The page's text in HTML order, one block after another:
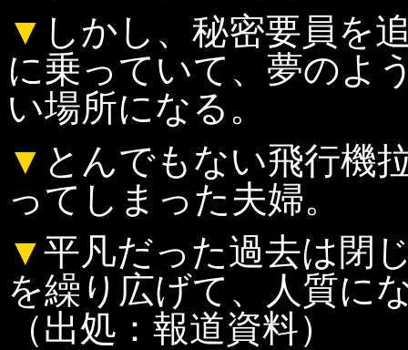
▼ しかし、秘密要員を
に乗っていて、夢のよ
い場所になる。
▼ とんでもない飛行機
ってしまった夫婦。
▼平凡だった過去は閉
を繰り広げて、人質に
（出処：報道資料）